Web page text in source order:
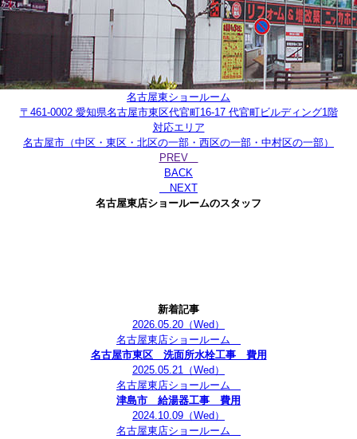
名古屋東ショールーム
〒461-0002 愛知県名古屋市東区代官町16-17 代官町ビルディング1階
対応エリア
名古屋市（中区・東区・北区の一部・西区の一部・中村区の一部）
PREV
BACK
NEXT
名古屋東店ショールームのスタッフ
新着記事
2026.05.20 （Wed）
名古屋東店ショールーム
名古屋市東区 洗面所水栓工事 費用
2025.05.21 （Wed）
名古屋東店ショールーム
津島市 給湯器工事 費用
2024.10.09 （Wed）
名古屋東店ショールーム